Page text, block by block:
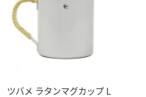
ツバメ ラタンマグカップ L